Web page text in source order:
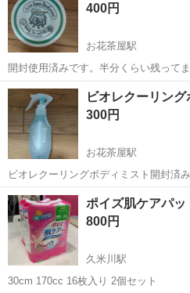
400円
お花茶屋駅
開封使用済みです。半分くらい残って
東京 葛飾区 お花茶屋駅 そ
ビオレクーリング
300円
お花茶屋駅
ビオレクーリングボディミスト開封済
東京 葛飾区 お花茶屋駅 そ
ポイズ肌ケ
800円
久米川駅
30cm 170cc 16枚入り 2個セット